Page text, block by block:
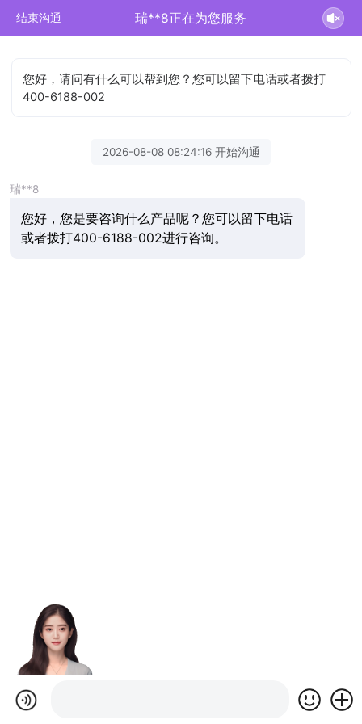
结束沟通 瑞**8正在为您服务
您好，请问有什么可以帮到您？您可以留下电话或者拨打
400-6188-002
2026-08-08 08:24:16 开始沟通
瑞**8
您好，您是要咨询什么产品呢？您可以留下电话
或者拨打400-6188-002进行咨询。